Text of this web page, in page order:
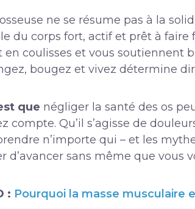
ne se résume pas à la
du corps fort, actif et prêt à
en coulisses et vous soutiennent
bougez et vivez détermine
que négliger la santé des os
compte. Qu’il s’agisse de
n’importe qui – et les
d’avancer sans même que vous
: Pourquoi la masse